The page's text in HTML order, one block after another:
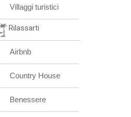
Villaggi turistici
Rilassarti
Airbnb
Country House
Benessere